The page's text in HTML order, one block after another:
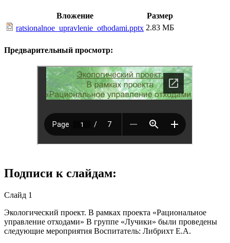
Вложение
Размер
ratsionalnoe_upravlenie_othodami.pptx 2.83 МБ
Предварительный просмотр:
Подписи к слайдам:
Слайд 1
Экологический проект. В рамках проекта «Рациональное
управление отходами» В группе «Лучики» были проведены
следующие мероприятия Воспитатель: Либрихт Е.А.